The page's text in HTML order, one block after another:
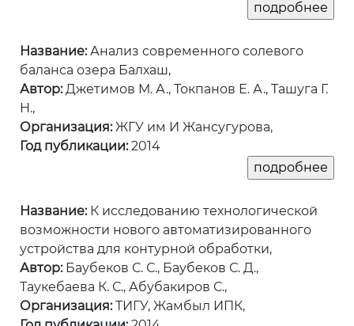
Название:Анализ современного солевого
баланса озера Балхаш,
Автор:Джетимов М. А., Токпанов Е. А., Ташуга Г.
Н.,
Организация:ЖГУ им И Жансугурова,
Год публикации:2014
Название:К исследованию технологической
возможности нового автоматизированного
устройства для контурной обработки,
Автор:Баубеков С. С., Баубеков С. Д.,
Таукебаева К. С., Абубакиров С.,
Организация:ТИГУ, Жамбыл ИПК,